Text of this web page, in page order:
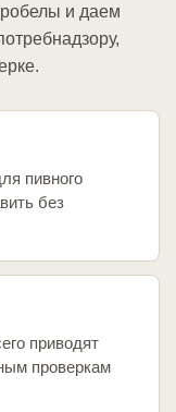
и даем
пивного
без
приводят
проверкам